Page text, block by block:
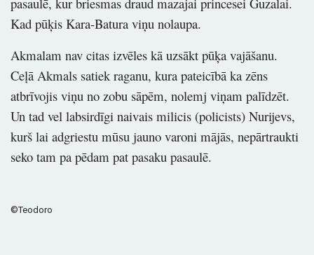
Kad pūķis Kara-Batura viņu nolaupa.
Akmalam nav citas izvēles kā uzsākt pūķa vajāšanu.
Ceļā Akmals satiek raganu, kura pateicībā ka zēns
atbrīvojis viņu no zobu sāpēm, nolemj viņam palīdzēt.
Un tad vel labsirdīgi naivais milicis (policists) Nurijevs,
kurš lai adgriestu mūsu jauno varoni mājās, nepārtraukti
seko tam pa pēdam pat pasaku pasaulē.
©Teodoro